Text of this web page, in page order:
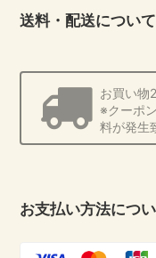
送料・配送について
お買い物
※クーポ
料が発生
お支払い方法につ